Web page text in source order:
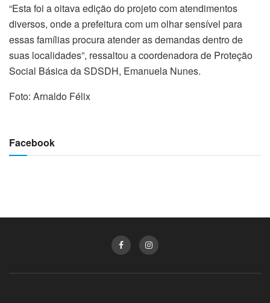
“Esta foi a oitava edição do projeto com atendimentos
diversos, onde a prefeitura com um olhar sensível para
essas famílias procura atender as demandas dentro de
suas localidades”, ressaltou a coordenadora de Proteção
Social Básica da SDSDH, Emanuela Nunes.
Foto: Arnaldo Félix
Facebook